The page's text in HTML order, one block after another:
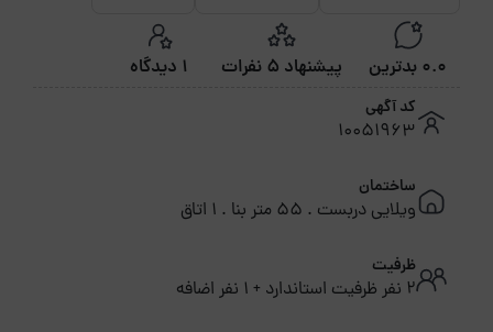
0.0 بدترین پیشنهاد 5 نفرات 1 دیدگاه
کد آگهی
10051963
ساختمان
ویلایی دربست . 55 متر بنا . 1 اتاق
ظرفیت
2 نفر ظرفیت استاندارد + 1 نفر اضافه